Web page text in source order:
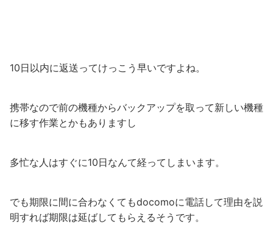
10日以内に返送ってけっこう早いですよね。
携帯なので前の機種からバックアップを取って新しい機種
に移す作業とかもありますし
多忙な人はすぐに10日なんて経ってしまいます。
でも期限に間に合わなくてもdocomoに電話して理由を説
明すれば期限は延ばしてもらえるそうです。